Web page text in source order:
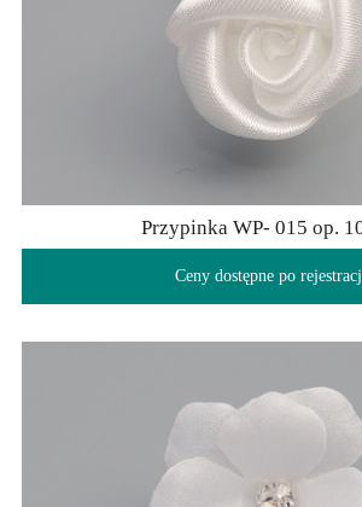
Przypinka WP- 015 op.
Ceny dostępne po